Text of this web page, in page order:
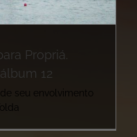
Propriá.
12
seu envolvimento